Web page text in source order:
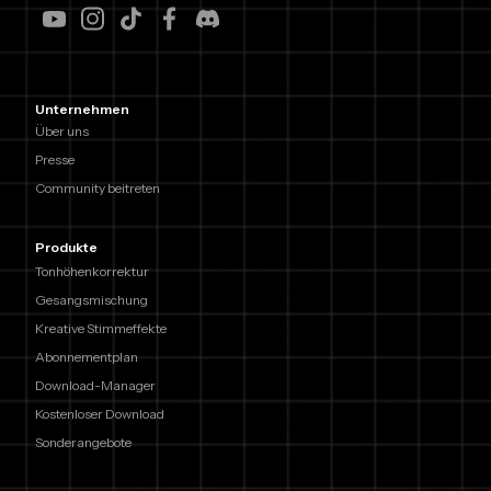
Unternehmen
Über uns
Presse
Community beitreten
Produkte
Tonhöhenkorrektur
Gesangsmischung
Kreative Stimmeffekte
Abonnementplan
Download-Manager
Kostenloser Download
Sonderangebote